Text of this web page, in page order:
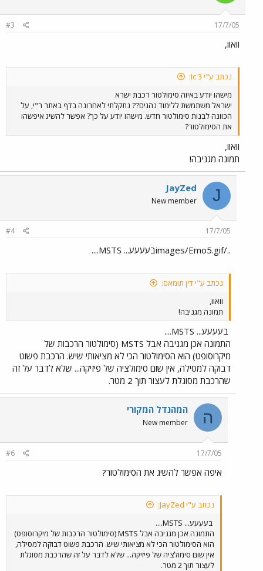
17/7/05
#3
וואוו,
נכתב ע"י Ic 3:
מישהו יודע באיזה סימולטור רכבת ישרא
ישראל משתמשת ללימוד נהגים?? נתקלתי לאחרונה בדף באתר ר"י, על
הכוונה לבנות סימולטור חדש. מישהו יודע על כך? אפשר להשיג איפשהו
את הסימולטור?
וואוו,
תמונה מגניבה!
J
JayZed
New member
17/7/05
#4
../images/Emo5.gifבעעעע... MSTS....
נכתב ע"י דין תומאס:
וואוו,
תמונה מגניבה!
בעעעע... MSTS....
התמונה אכן מגניבה אבל MSTS (סימולטור הרכבות של
מיקרוסופט) הוא הסימולטור הכי לא מציאותי שיש. הרכבת פשוט
דבוקה למסילה, אין שום סימולציה של פיזיקה... שלא לדבר על זה
שהרכבת מסוגלת לעצור תוך 2 מטר.
ה המהנדל המקורי
New member
17/7/05
#6
איפה אפשר להשיג את הסימולטור?
נכתב ע"י JayZed:
בעעעע... MSTS....
התמונה אכן מגניבה אבל MSTS (סימולטור הרכבות של מיקרוסופט)
הוא הסימולטור הכי לא מציאותי שיש. הרכבת פשוט דבוקה למסילה,
אין שום סימולציה של פיזיקה... שלא לדבר על זה שהרכבת מסוגלת
לעצור תוך 2 מטר.